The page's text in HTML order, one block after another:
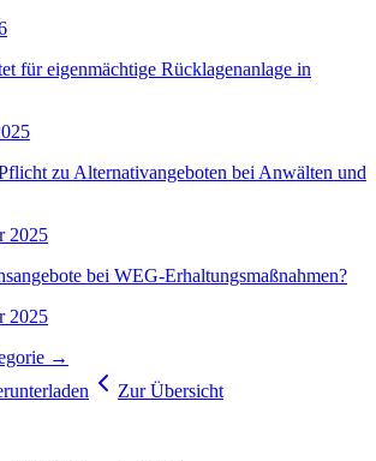
für eigenmächtige Rücklagenanlage in
zu Alternativangeboten bei Anwälten und
2025
bei WEG-Erhaltungsmaßnahmen?
2025
→
Zur Übersicht